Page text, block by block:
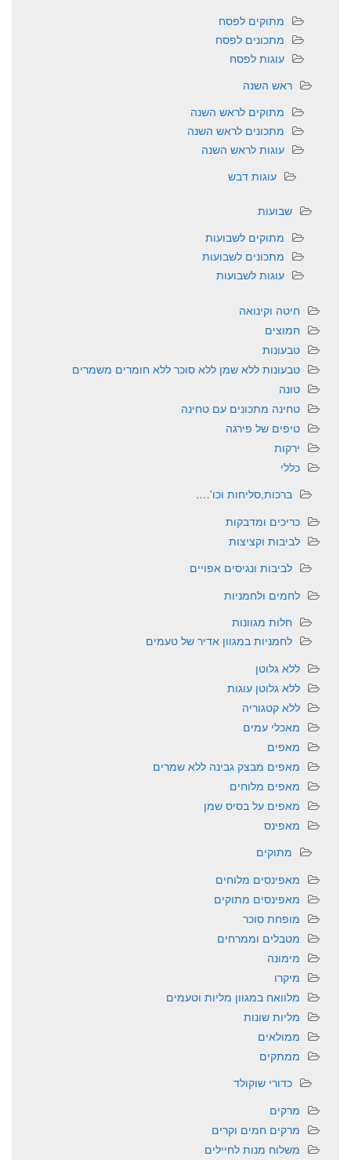
מתוקים לפסח
מתכונים לפסח
עוגות לפסח
ראש השנה
מתוקים לראש השנה
מתכונים לראש השנה
עוגות לראש השנה
עוגות דבש
שבועות
מתוקים לשבועות
מתכונים לשבועות
עוגות לשבועות
חיטה וקינואה
חמוצים
טבעונות
טבעונות ללא שמן ללא סוכר ללא חומרים משמרים
טונה
טחינה מתכונים עם טחינה
טיפים של פירגה
ירקות
כללי
ברכות,סליחות וכו'….
כריכים ומדבקות
לביבות וקציצות
לביבות ונגיסים אפויים
לחמים ולחמניות
חלות מגוונות
לחמניות במגוון אדיר של טעמים
ללא גלוטן
ללא גלוטן עוגות
ללא קטגוריה
מאכלי עמים
מאפים
מאפים מבצק גבינה ללא שמרים
מאפים מלוחים
מאפים על בסיס שמן
מאפינס
מתוקים
מאפינסים מלוחים
מאפינסים מתוקים
מופחת סוכר
מטבלים וממרחים
מימונה
מיקרו
מלוואח במגוון מליות וטעמים
מליות שונות
ממולאים
ממתקים
כדורי שוקולד
מרקים
מרקים חמים וקרים
משלוח מנות לחיילים